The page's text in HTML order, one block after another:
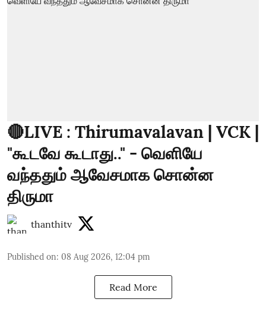
🔴LIVE : Thirumavalavan | VCK |
"கூடவே கூடாது.." - வெளியே
வந்ததும் ஆவேசமாக சொன்ன
திருமா
thanthitv
Published on: 08 Aug 2026, 12:04 pm
Read More